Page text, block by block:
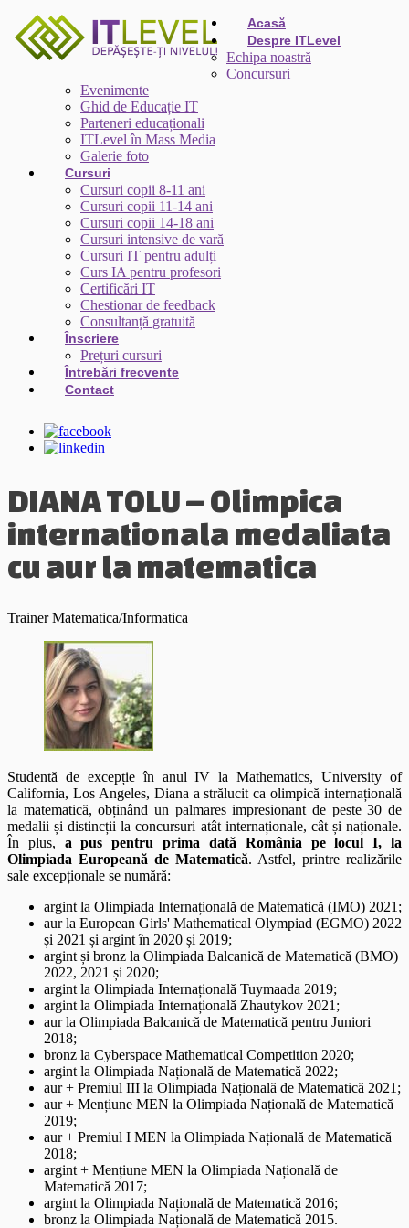
Acasă
Despre ITLevel
Echipa noastră
Concursuri
Evenimente
Ghid de Educație IT
Parteneri educaționali
ITLevel în Mass Media
Galerie foto
Cursuri
Cursuri copii 8-11 ani
Cursuri copii 11-14 ani
Cursuri copii 14-18 ani
Cursuri intensive de vară
Cursuri IT pentru adulți
Curs IA pentru profesori
Certificări IT
Chestionar de feedback
Consultanță gratuită
Înscriere
Prețuri cursuri
Întrebări frecvente
Contact
DIANA TOLU – Olimpica
internationala medaliata
cu aur la matematica
Trainer Matematica/Informatica
Studentă de excepție în anul IV la Mathematics, University of
California, Los Angeles, Diana a strălucit ca olimpică internațională
la matematică, obținând un palmares impresionant de peste 30 de
medalii și distincții la concursuri atât internaționale, cât și naționale.
În plus, a pus pentru prima dată România pe locul I, la
Olimpiada Europeană de Matematică. Astfel, printre realizările
sale excepționale se numără:
argint la Olimpiada Internațională de Matematică (IMO) 2021;
aur la European Girls' Mathematical Olympiad (EGMO) 2022
și 2021 și argint în 2020 și 2019;
argint și bronz la Olimpiada Balcanică de Matematică (BMO)
2022, 2021 și 2020;
argint la Olimpiada Internațională Tuymaada 2019;
argint la Olimpiada Internațională Zhautykov 2021;
aur la Olimpiada Balcanică de Matematică pentru Juniori
2018;
bronz la Cyberspace Mathematical Competition 2020;
argint la Olimpiada Națională de Matematică 2022;
aur + Premiul III la Olimpiada Națională de Matematică 2021;
aur + Mențiune MEN la Olimpiada Națională de Matematică
2019;
aur + Premiul I MEN la Olimpiada Națională de Matematică
2018;
argint + Mențiune MEN la Olimpiada Națională de
Matematică 2017;
argint la Olimpiada Națională de Matematică 2016;
bronz la Olimpiada Națională de Matematică 2015.